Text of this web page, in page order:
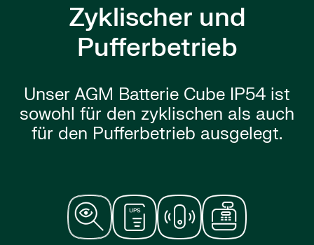
Zyklischer und
Pufferbetrieb
Unser AGM Batterie Cube IP54 ist
sowohl für den zyklischen als auch
für den Pufferbetrieb ausgelegt.